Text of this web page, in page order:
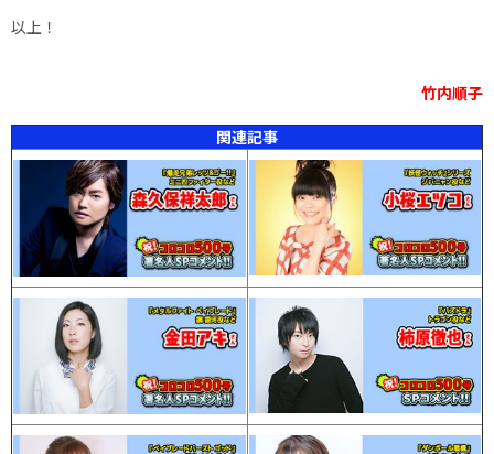
以上！
竹内順子
関連記事